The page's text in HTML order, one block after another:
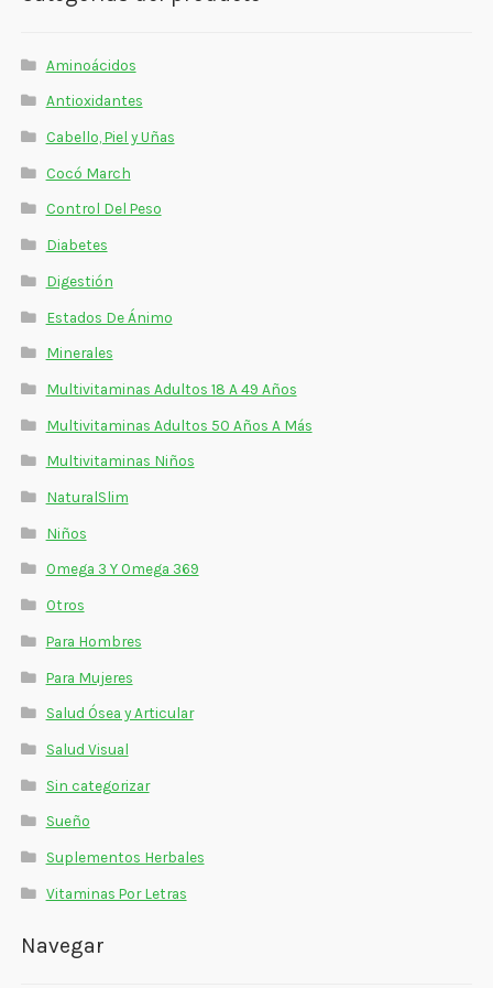
Aminoácidos
Antioxidantes
Cabello, Piel y Uñas
Cocó March
Control Del Peso
Diabetes
Digestión
Estados De Ánimo
Minerales
Multivitaminas Adultos 18 A 49 Años
Multivitaminas Adultos 50 Años A Más
Multivitaminas Niños
NaturalSlim
Niños
Omega 3 Y Omega 369
Otros
Para Hombres
Para Mujeres
Salud Ósea y Articular
Salud Visual
Sin categorizar
Sueño
Suplementos Herbales
Vitaminas Por Letras
Navegar